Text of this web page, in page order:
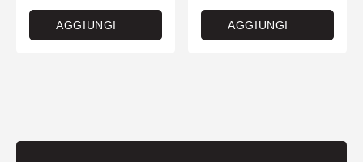
AGGIUNGI AGGIUNGI